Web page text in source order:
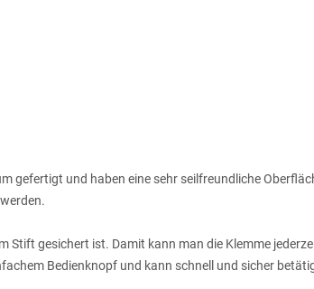
gefertigt und haben eine sehr seilfreundliche
Stift gesichert ist. Damit kann man die Klemme
Bedienknopf und kann schnell und sicher